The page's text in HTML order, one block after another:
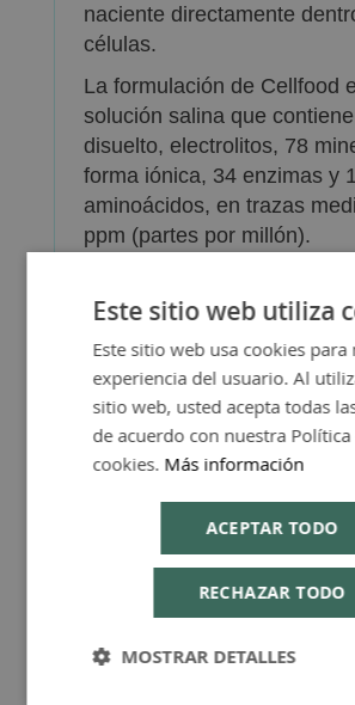
naciente directamente
células.
La formulación de Cellfood
solución salina que
disuelto, electrolitos, 78
forma iónica, 34 enzimas y
aminoácidos, en trazas
ppm (partes por millón).
Más Información
Este sitio web utiliza
Este sitio web usa cookies
experiencia del usuario. Al
sitio web, usted acepta todas
de acuerdo con nuestra Política
cookies. Más información
ACEPTAR TODO
RECHAZAR TODO
MOSTRAR DETALLES